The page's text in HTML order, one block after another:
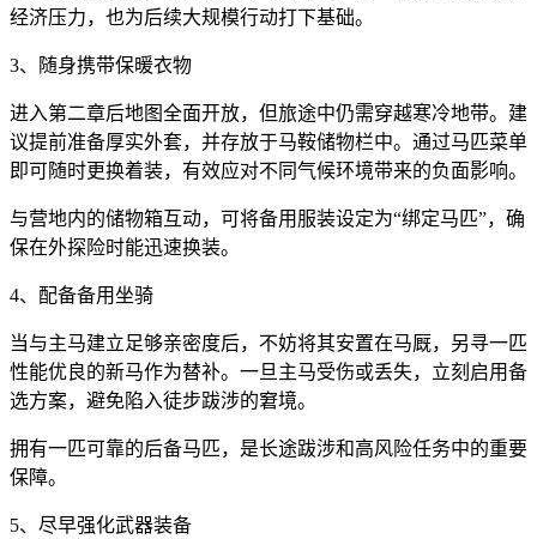
经济压力，也为后续大规模行动打下基础。
3、随身携带保暖衣物
进入第二章后地图全面开放，但旅途中仍需穿越寒冷地带。建
议提前准备厚实外套，并存放于马鞍储物栏中。通过马匹菜单
即可随时更换着装，有效应对不同气候环境带来的负面影响。
与营地内的储物箱互动，可将备用服装设定为“绑定马匹”，确
保在外探险时能迅速换装。
4、配备备用坐骑
当与主马建立足够亲密度后，不妨将其安置在马厩，另寻一匹
性能优良的新马作为替补。一旦主马受伤或丢失，立刻启用备
选方案，避免陷入徒步跋涉的窘境。
拥有一匹可靠的后备马匹，是长途跋涉和高风险任务中的重要
保障。
5、尽早强化武器装备